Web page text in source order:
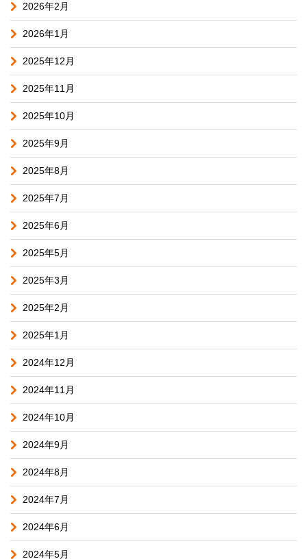
2026年2月
2026年1月
2025年12月
2025年11月
2025年10月
2025年9月
2025年8月
2025年7月
2025年6月
2025年5月
2025年3月
2025年2月
2025年1月
2024年12月
2024年11月
2024年10月
2024年9月
2024年8月
2024年7月
2024年6月
2024年5月